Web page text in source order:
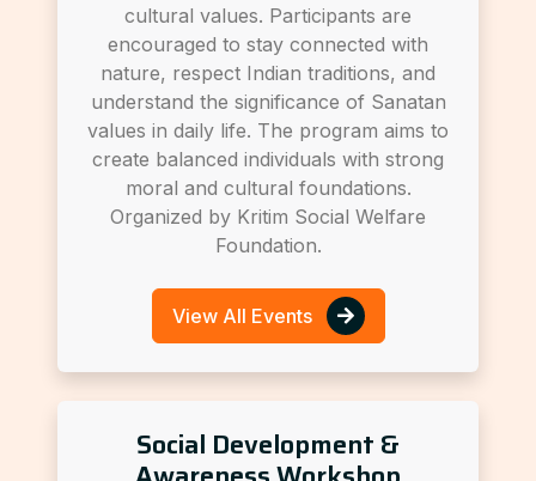
cultural values. Participants are
encouraged to stay connected with
nature, respect Indian traditions, and
understand the significance of Sanatan
values in daily life. The program aims to
create balanced individuals with strong
moral and cultural foundations.
Organized by Kritim Social Welfare
Foundation.
View All Events
Social Development &